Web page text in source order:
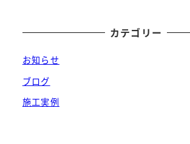
カテゴリー
お知らせ
ブログ
施工実例